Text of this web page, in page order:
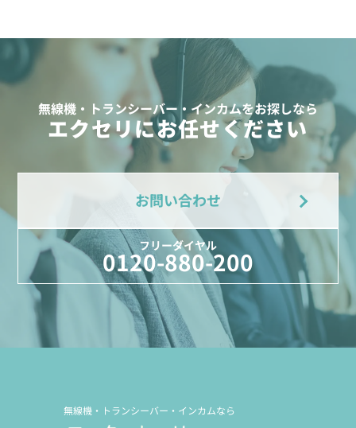
無線機・トランシーバー・インカムをお探しなら
エクセリにお任せください
お問い合わせ
フリーダイヤル
0120-880-200
無線機・トランシーバー・インカムなら